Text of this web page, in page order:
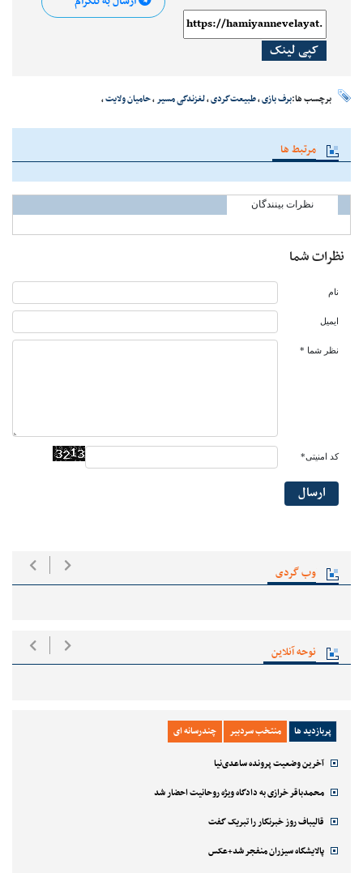
وب گردی
نوحه آنلاین
پربازدید ها منتخب سردبیر چندرسانه ای
آخرین وضعیت پرونده ساعدی‌نیا
محمدباقر خرازی به دادگاه ویژه روحانیت احضار شد
قالیباف روز خبرنگار را تبریک گفت
پالایشگاه سیزران منفجر شد+عکس
کپی لینک
برچسب ها:برف بازی،طبیعت‌گردی،لغزندگی مسیر ،حامیان ولایت،
مرتبط ها
نظرات بینندگان
نظرات شما
نام
ایمیل
نظر شما *
کد امنیتی*
ارسال